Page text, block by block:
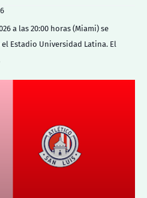
a las 20:00 horas (Miami) se
Estadio Universidad Latina. El